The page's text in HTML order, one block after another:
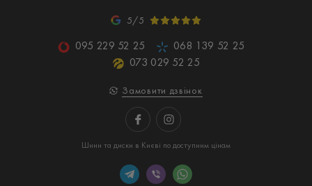
5/5
095 229 52 25
068 139 52 25
073 029 52 25
Замовити дзвінок
Шини та диски в Києві по доступним цінам